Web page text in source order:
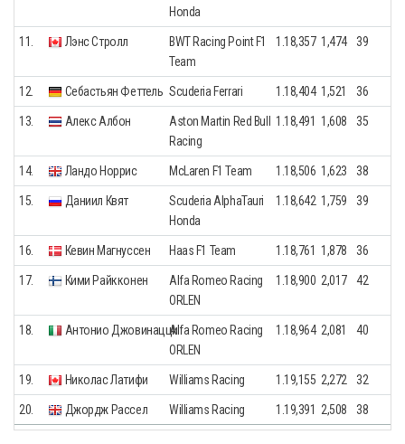
Honda
11. Лэнс Стролл
BWT Racing Point F1
Team
1.18,357 1,474 39
12. Себастьян Феттель Scuderia Ferrari 1.18,404 1,521 36
13. Алекс Албон
Aston Martin Red Bull
Racing
1.18,491 1,608 35
14. Ландо Норрис McLaren F1 Team 1.18,506 1,623 38
15. Даниил Квят
Scuderia AlphaTauri
Honda
1.18,642 1,759 39
16. Кевин Магнуссен Haas F1 Team 1.18,761 1,878 36
17. Кими Райкконен
Alfa Romeo Racing
ORLEN
1.18,900 2,017 42
18. Антонио ДжовинацциAlfa Romeo Racing
ORLEN
1.18,964 2,081 40
19. Николас Латифи Williams Racing 1.19,155 2,272 32
20. Джордж Рассел Williams Racing 1.19,391 2,508 38